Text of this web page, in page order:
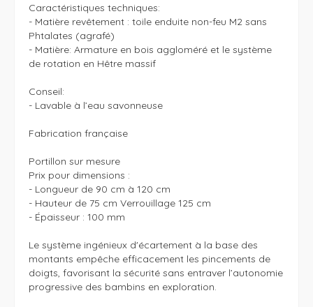
Caractéristiques techniques:
- Matière revêtement : toile enduite non-feu M2 sans
Phtalates (agrafé)
- Matière: Armature en bois aggloméré et le système
de rotation en Hêtre massif
Conseil:
- Lavable à l’eau savonneuse
Fabrication française
Portillon sur mesure
Prix pour dimensions :
- Longueur de 90 cm à 120 cm
- Hauteur de 75 cm Verrouillage 125 cm
- Épaisseur : 100 mm
Le système ingénieux d'écartement à la base des
montants empêche efficacement les pincements de
doigts, favorisant la sécurité sans entraver l’autonomie
progressive des bambins en exploration.